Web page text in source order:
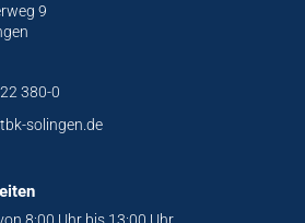
9
380-0
solingen.de
8:00 Uhr bis 13:00 Uhr